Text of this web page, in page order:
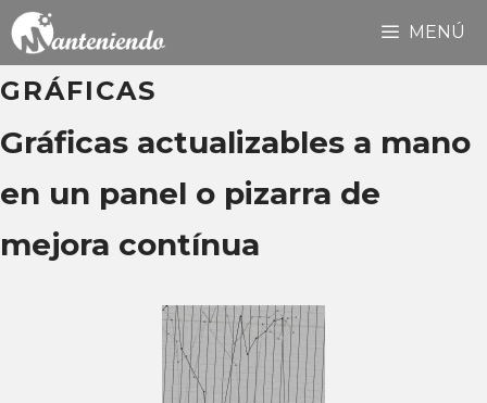
Saltar
al
contenido
MENÚ
GRÁFICAS
Gráficas actualizables a mano
en un panel o pizarra de
mejora contínua